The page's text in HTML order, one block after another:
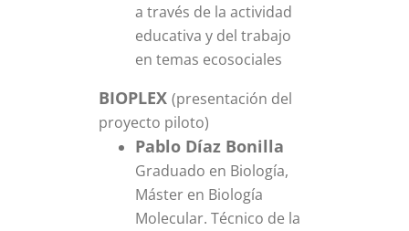
a través de la actividad
educativa y del trabajo
en temas ecosociales
BIOPLEX (presentación del
proyecto piloto)
Pablo Díaz Bonilla
Graduado en Biología,
Máster en Biología
Molecular. Técnico de la